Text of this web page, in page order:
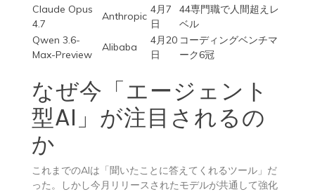
Claude Opus
4.7
Anthropic
4月7
日
44専門職で人間超えレ
ベル
Qwen 3.6-
Max-Preview
Alibaba
4月20
日
コーディングベンチマ
ーク6冠
なぜ今「エージェント
型AI」が注目されるの
か
これまでのAIは「聞いたことに答えてくれるツール」だ
った。しかし今月リリースされたモデルが共通して強化